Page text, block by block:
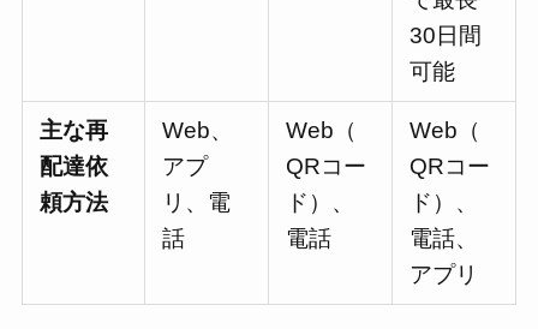
30日間
可能
主な再
配達依
頼方法
Web、
アプ
リ、電
話
Web（
QRコー
ド）、
電話
Web（
QRコー
ド）、
電話、
アプリ